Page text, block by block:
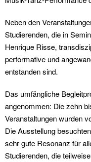
Neben den
Studierenden, die in
Henrique Risse,
performative und
entstanden sind.
Das umfängliche
angenommen: Die zehn
Veranstaltungen wurden
Die Ausstellung
sehr gute Resonanz für
Studierenden, die